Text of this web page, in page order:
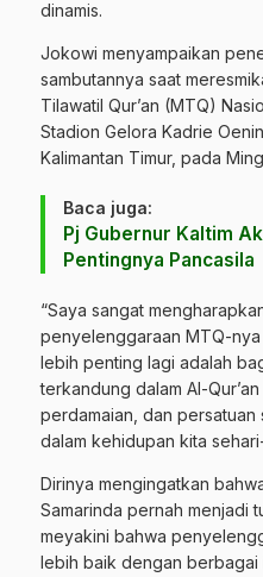
dinamis.
Jokowi menyampaikan
sambutannya saat
Tilawatil Qur’an (MTQ)
Stadion Gelora Kadrie
Kalimantan Timur, pada
Baca juga:
Pj Gubernur Kaltim
Pentingnya Pancasila
“Saya sangat
penyelenggaraan MTQ-
lebih penting lagi adalah
terkandung dalam Al-
perdamaian, dan
dalam kehidupan kita
Dirinya mengingatkan
Samarinda pernah menjadi
meyakini bahwa
lebih baik dengan berbagai